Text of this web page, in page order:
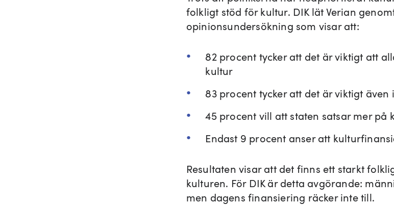
folkligt stöd för kultur. DIK lät Verian
opinionsundersökning som visar att:
82 procent tycker att det är viktigt att
kultur
83 procent tycker att det är viktigt
45 procent vill att staten satsar mer på
Endast 9 procent anser att
Resultaten visar att det finns ett starkt
kulturen. För DIK är detta avgörande:
men dagens finansiering räcker inte till.